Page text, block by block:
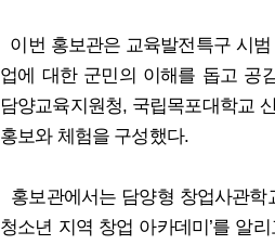
이번 홍보관은 교육발전특구 시
업에 대한 군민의 이해를 돕고 공
담양교육지원청, 국립목포대학교
홍보와 체험을 구성했다.
홍보관에서는 담양형 창업사관학
청소년 지역 창업 아카데미’를 알